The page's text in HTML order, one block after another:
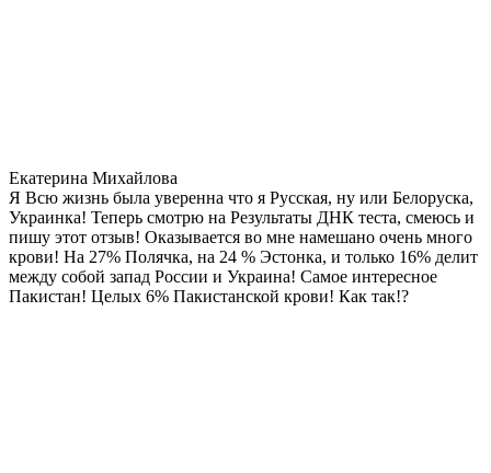
Екатерина Михайлова
Я Всю жизнь была уверенна что я Русская, ну или Белоруска,
Украинка! Теперь смотрю на Результаты ДНК теста, смеюсь и
пишу этот отзыв! Оказывается во мне намешано очень много
крови! На 27% Полячка, на 24 % Эстонка, и только 16% делит
между собой запад России и Украина! Самое интересное
Пакистан! Целых 6% Пакистанской крови! Как так!?